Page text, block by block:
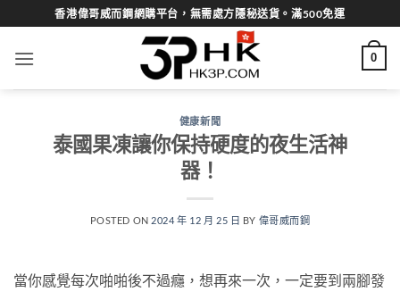
to
content
香港偉哥威而鋼網購平台，無需處方隱秘送貨。滿500免運
0
健康新聞
泰國果凍讓你保持硬度的夜生活神
器！
POSTED ON 2024 年 12 月 25 日 BY 偉哥威而鋼
當你感覺每次啪啪後不過癮，想再來一次，一定要到兩腳發